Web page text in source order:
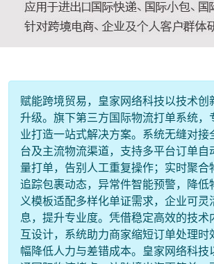
赋能跨境贸易，皇家网络科技以技术创
升级。旗下第三方国际物流打单系统，
业打造一站式解决方案。系统无缝对接
台及主流物流渠道，支持多平台订单自
量打单，告别人工重复操作；实时聚合
追踪包裹动态，异常件智能预警，降低
义模板适配多样化单证需求，企业可灵
息，提升专业度。凭借稳定高效的技术
互设计，系统助力商家缩短订单处理时
幅降低人力与差错成本。皇家网络科技